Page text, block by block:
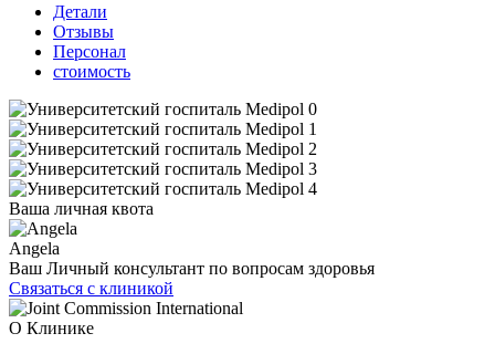
Детали
Отзывы
Персонал
стоимость
Ваша личная квота
Angela
Ваш Личный консультант по вопросам здоровья
Связаться с клиникой
О Клинике